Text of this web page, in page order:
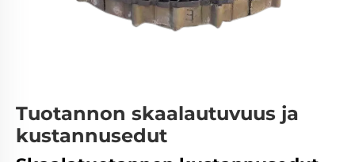
Tuotannon skaalautuvuus ja
kustannusedut